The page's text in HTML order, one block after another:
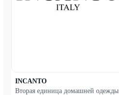
INCANTO
Вторая единица домашней одежды